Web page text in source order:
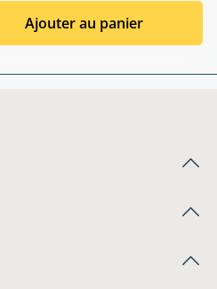
Ajouter au panier